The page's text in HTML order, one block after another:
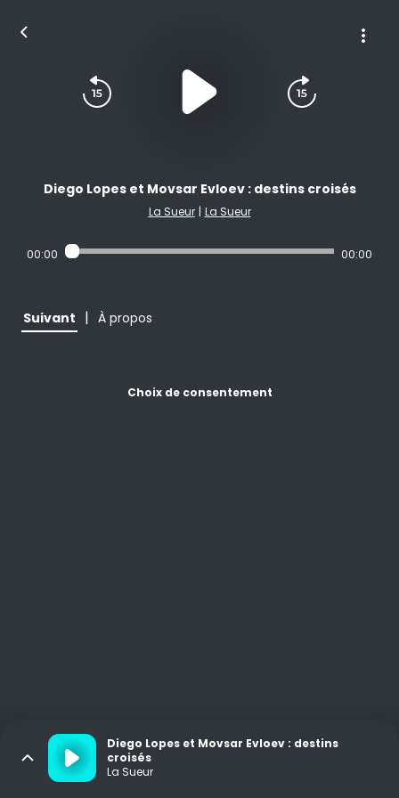
Diego Lopes et Movsar Evloev : destins croisés
La Sueur | La Sueur
00:00 00:00
Suivant | À propos
Choix de consentement
Diego Lopes et Movsar Evloev : destins
croisés
La Sueur